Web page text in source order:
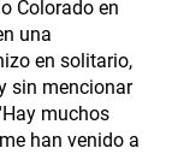
Colorado en
una
en solitario,
sin mencionar
muchos
han venido a